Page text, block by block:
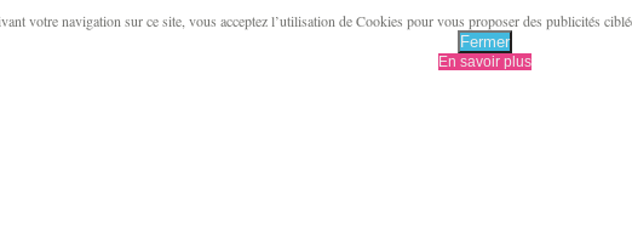
votre navigation sur ce site, vous acceptez l’utilisation de Cookies pour vous proposer des publicités
Fermer
En savoir plus